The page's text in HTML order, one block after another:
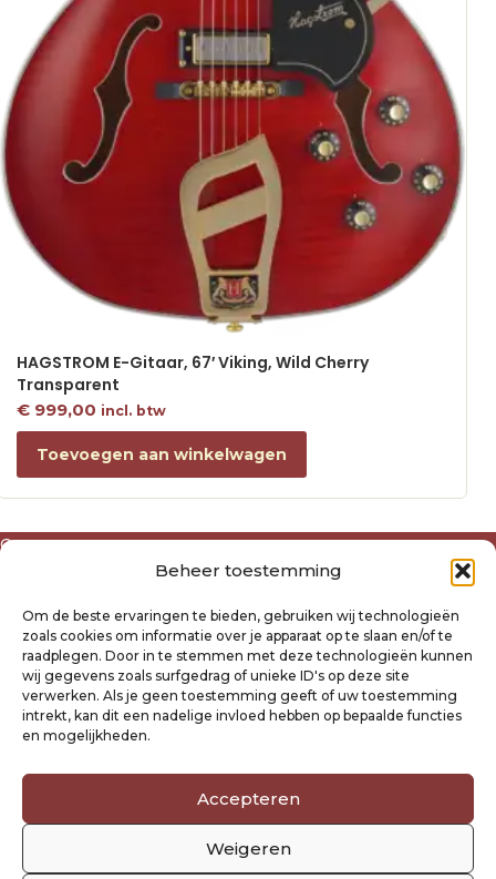
Beheer toestemming
Om de beste ervaringen te bieden, gebruiken wij technologieën
zoals cookies om informatie over je apparaat op te slaan en/of te
raadplegen. Door in te stemmen met deze technologieën kunnen
wij gegevens zoals surfgedrag of unieke ID's op deze site
verwerken. Als je geen toestemming geeft of uw toestemming
intrekt, kan dit een nadelige invloed hebben op bepaalde functies
en mogelijkheden.
Accepteren
Weigeren
HAGSTROM E-Gitaar, 67′ Viking, Wild Cherry
Transparent
€999,00 incl. btw
Toevoegen aan winkelwagen
Over ons
Algemene voorwaarden
Privacyverklaring Raysland
Cookiebeleid
Mijn account
Klantenservice
Verzending- en retourbeleid